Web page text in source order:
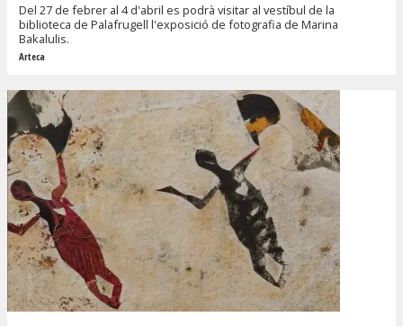
Del 27 de febrer al 4 d'abril es podrà visitar al vestíbul de la
biblioteca de Palafrugell l'exposició de fotografia de Marina
Bakalulis.
Arteca